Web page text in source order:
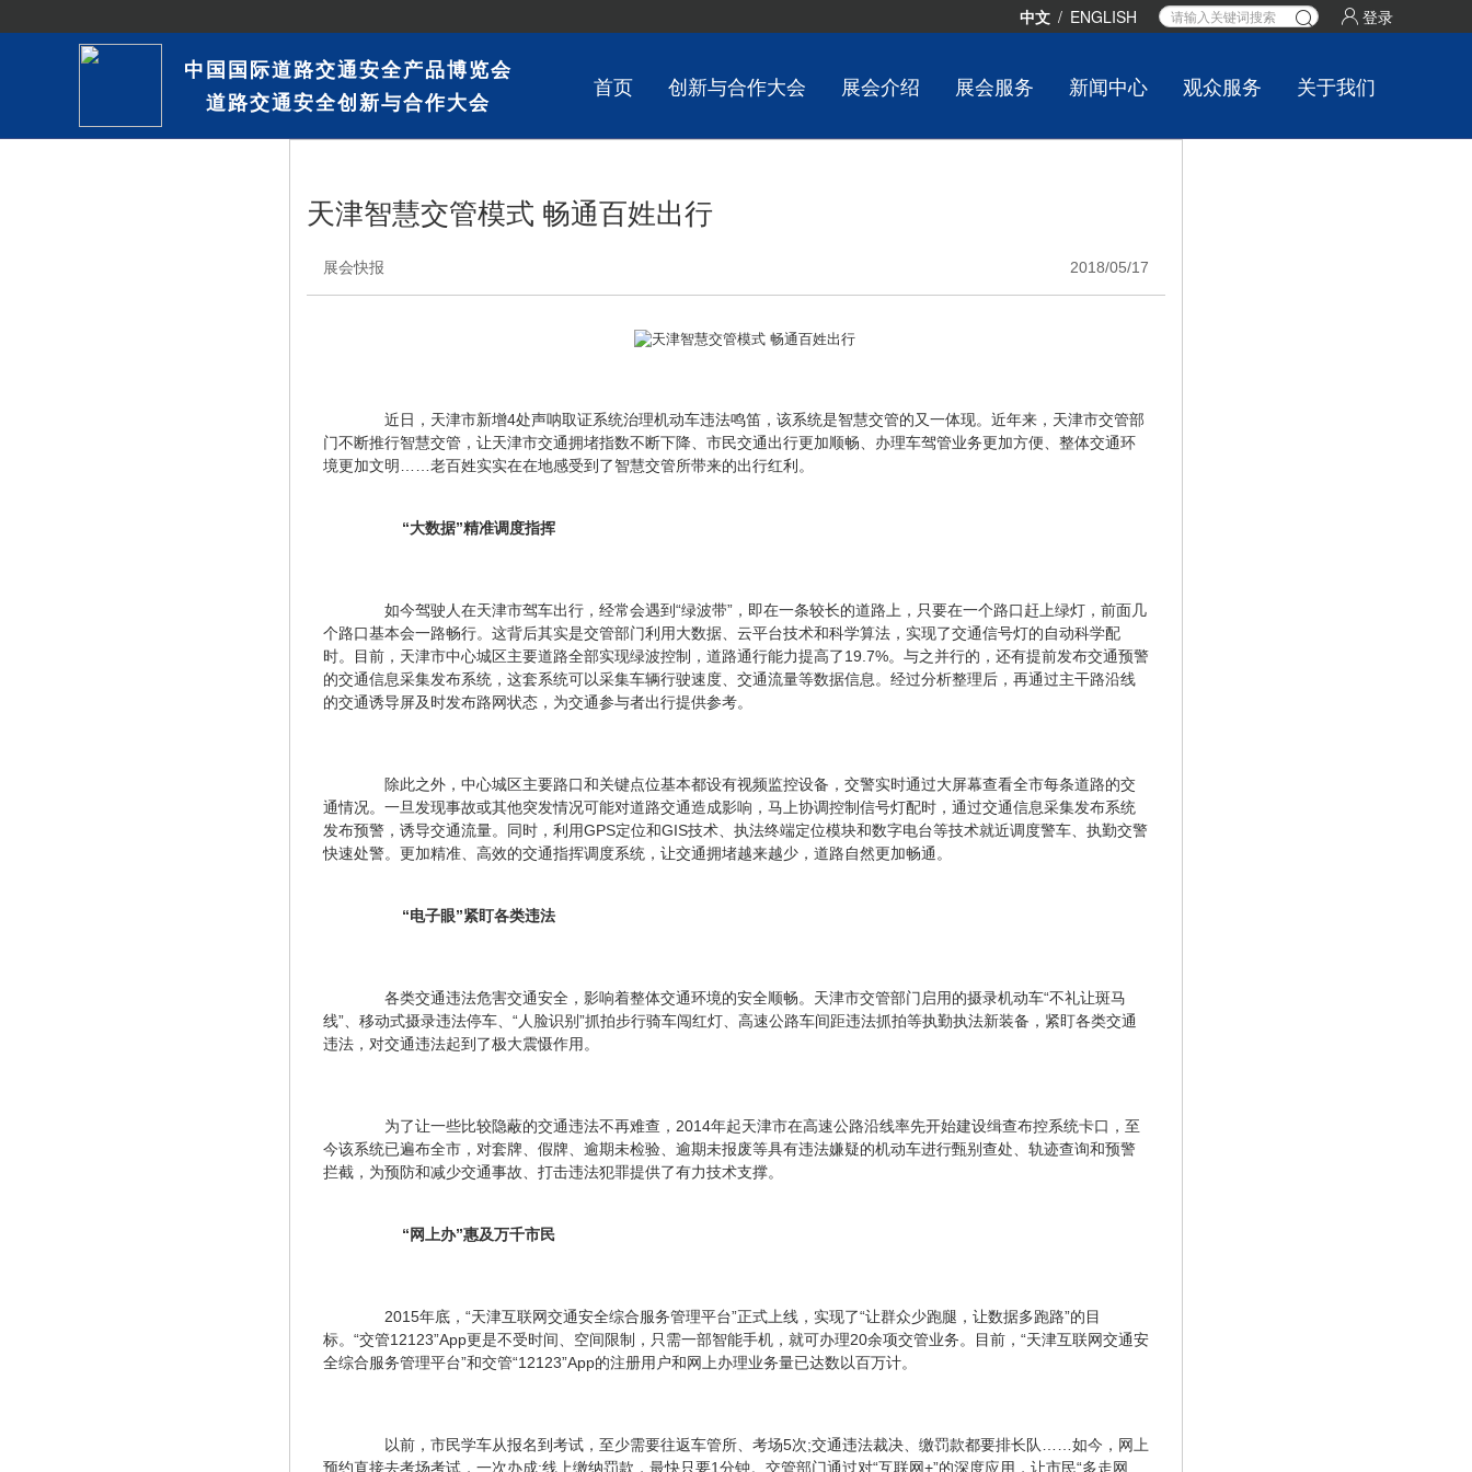
中文 / ENGLISH 登录
中国国际道路交通安全产品博览会
道路交通安全创新与合作大会
首页 创新与合作大会 展会介绍 展会服务 新闻中心 观众服务 关于我们
天津智慧交管模式 畅通百姓出行
展会快报 2018/05/17
近日，天津市新增4处声呐取证系统治理机动车违法鸣笛，该系统是智慧交管的又一体现。近年来，天津市交管部
门不断推行智慧交管，让天津市交通拥堵指数不断下降、市民交通出行更加顺畅、办理车驾管业务更加方便、整体交通环
境更加文明……老百姓实实在在地感受到了智慧交管所带来的出行红利。
“大数据”精准调度指挥
如今驾驶人在天津市驾车出行，经常会遇到“绿波带”，即在一条较长的道路上，只要在一个路口赶上绿灯，前面几
个路口基本会一路畅行。这背后其实是交管部门利用大数据、云平台技术和科学算法，实现了交通信号灯的自动科学配
时。目前，天津市中心城区主要道路全部实现绿波控制，道路通行能力提高了19.7%。与之并行的，还有提前发布交通预警
的交通信息采集发布系统，这套系统可以采集车辆行驶速度、交通流量等数据信息。经过分析整理后，再通过主干路沿线
的交通诱导屏及时发布路网状态，为交通参与者出行提供参考。
除此之外，中心城区主要路口和关键点位基本都设有视频监控设备，交警实时通过大屏幕查看全市每条道路的交
通情况。一旦发现事故或其他突发情况可能对道路交通造成影响，马上协调控制信号灯配时，通过交通信息采集发布系统
发布预警，诱导交通流量。同时，利用GPS定位和GIS技术、执法终端定位模块和数字电台等技术就近调度警车、执勤交警
快速处警。更加精准、高效的交通指挥调度系统，让交通拥堵越来越少，道路自然更加畅通。
“电子眼”紧盯各类违法
各类交通违法危害交通安全，影响着整体交通环境的安全顺畅。天津市交管部门启用的摄录机动车“不礼让斑马
线”、移动式摄录违法停车、“人脸识别”抓拍步行骑车闯红灯、高速公路车间距违法抓拍等执勤执法新装备，紧盯各类交通
违法，对交通违法起到了极大震慑作用。
为了让一些比较隐蔽的交通违法不再难查，2014年起天津市在高速公路沿线率先开始建设缉查布控系统卡口，至
今该系统已遍布全市，对套牌、假牌、逾期未检验、逾期未报废等具有违法嫌疑的机动车进行甄别查处、轨迹查询和预警
拦截，为预防和减少交通事故、打击违法犯罪提供了有力技术支撑。
“网上办”惠及万千市民
2015年底，“天津互联网交通安全综合服务管理平台”正式上线，实现了“让群众少跑腿，让数据多跑路”的目
标。“交管12123”App更是不受时间、空间限制，只需一部智能手机，就可办理20余项交管业务。目前，“天津互联网交通安
全综合服务管理平台”和交管“12123”App的注册用户和网上办理业务量已达数以百万计。
以前，市民学车从报名到考试，至少需要往返车管所、考场5次;交通违法裁决、缴罚款都要排长队……如今，网上
预约直接去考场考试，一次办成;线上缴纳罚款，最快只要1分钟。交管部门通过对“互联网+”的深度应用，让市民“多走网